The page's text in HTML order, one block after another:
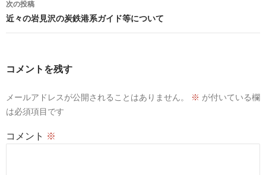
ゲ
ー
ョ
次の投稿
近々の岩見沢の炭鉄港系ガイド等について
コメントを残す
メールアドレスが公開されることはありません。 ※ が付いている欄
は必須項目です
コメント ※